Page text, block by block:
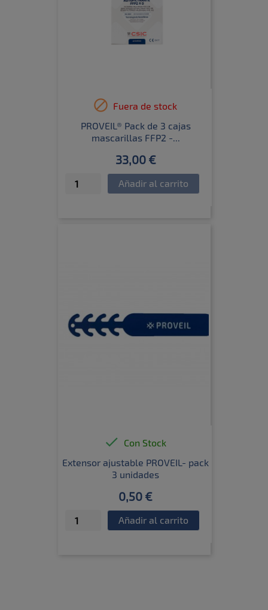
 Fuera de stock
PROVEIL® Pack de 3 cajas
mascarillas FFP2 -...
33,00 €
Añadir al carrito
 Con Stock
Extensor ajustable PROVEIL- pack
3 unidades
0,50 €
Añadir al carrito